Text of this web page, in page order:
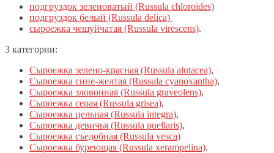
подгруздок зеленоватый (Russula chloroides)
подгруздок белый (Russula delica)
сыроежка чешуйчатая (Russula virescens).
3 категории:
Сыроежка зелено-красная (Russula alutacea),
Сыроежка сине-желтая (Russula cyanoxantha),
Сыроежка зловонная (Russula graveolens),
Сыроежка серая (Russula grisea),
Сыроежка цельная (Russula integra),
Сыроежка девичья (Russula puellaris),
Сыроежка съедобная (Russula vesca)
Сыроежка буреющая (Russula xerampelina).